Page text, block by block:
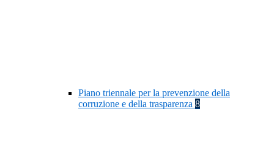
Piano triennale per la prevenzione della
corruzione e della trasparenza 8